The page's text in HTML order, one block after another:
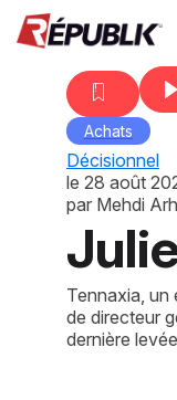
Achats
Décisionnel
le 28 août
par Mehdi
Tennaxia, un
de directeur
dernière